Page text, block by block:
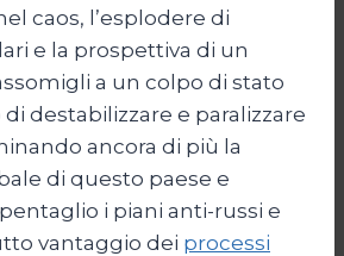
caos, l’esplodere di
e la prospettiva di un
a un colpo di stato
destabilizzare e paralizzare
ancora di più la
di questo paese e
i piani anti-russi e
vantaggio dei processi